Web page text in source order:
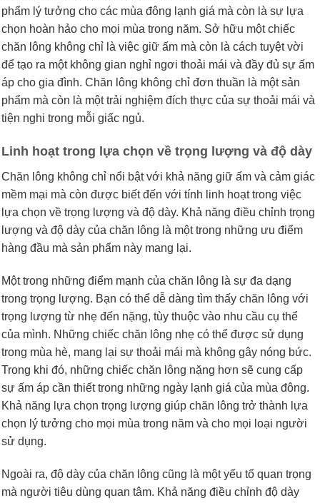
phẩm lý tưởng cho các mùa đông lạnh giá mà còn là sự lựa
chọn hoàn hảo cho mọi mùa trong năm. Sở hữu một chiếc
chăn lông không chỉ là việc giữ ấm mà còn là cách tuyệt vời
để tạo ra một không gian nghỉ ngơi thoải mái và đầy đủ sự ấm
áp cho gia đình. Chăn lông không chỉ đơn thuần là một sản
phẩm mà còn là một trải nghiệm đích thực của sự thoải mái và
tiện nghi trong mỗi giấc ngủ.
Linh hoạt trong lựa chọn về trọng lượng và độ dày
Chăn lông không chỉ nổi bật với khả năng giữ ấm và cảm giác
mềm mại mà còn được biết đến với tính linh hoạt trong việc
lựa chọn về trọng lượng và độ dày. Khả năng điều chỉnh trọng
lượng và độ dày của chăn lông là một trong những ưu điểm
hàng đầu mà sản phẩm này mang lại.
Một trong những điểm mạnh của chăn lông là sự đa dạng
trong trọng lượng. Bạn có thể dễ dàng tìm thấy chăn lông với
trọng lượng từ nhẹ đến nặng, tùy thuộc vào nhu cầu cụ thể
của mình. Những chiếc chăn lông nhẹ có thể được sử dụng
trong mùa hè, mang lại sự thoải mái mà không gây nóng bức.
Trong khi đó, những chiếc chăn lông nặng hơn sẽ cung cấp
sự ấm áp cần thiết trong những ngày lạnh giá của mùa đông.
Khả năng lựa chọn trọng lượng giúp chăn lông trở thành lựa
chọn lý tưởng cho mọi mùa trong năm và cho mọi loại người
sử dụng.
Ngoài ra, độ dày của chăn lông cũng là một yếu tố quan trọng
mà người tiêu dùng quan tâm. Khả năng điều chỉnh độ dày